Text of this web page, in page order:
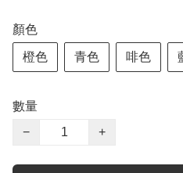
顏色
橙色 青色 啡色
數量
−
+